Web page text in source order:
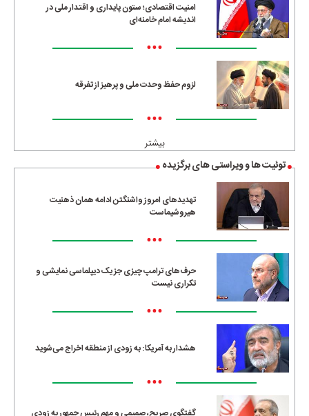
امنیت اقتصادی؛ ستون پایداری و اقتدار ملی در
اندیشه امام خامنه‌ای
•••
لزوم حفظ وحدت ملی و پرهیز از تفرقه
•••
بیشتر
توئیت ها و ویراستی های برگزیده
تهدیدهای امروز واشنگتن ادامه همان ذهنیت
هیروشیماست
•••
حرف‌های ترامپ چیزی جز یک دیپلماسی نمایشی و
تکراری نیست
•••
هشدار به آمریکا: به زودی از منطقه اخراج می‌شوید
•••